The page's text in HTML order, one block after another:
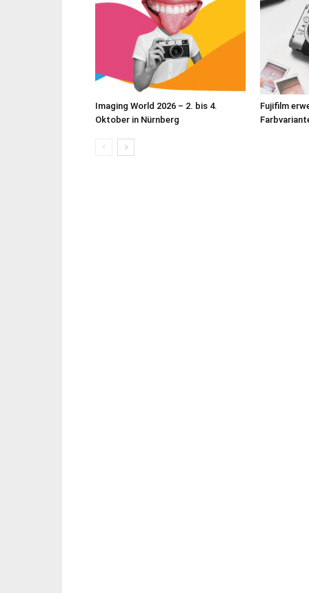
Imaging World 2026 – 2. bis 4.
Oktober in Nürnberg
Fujifilm